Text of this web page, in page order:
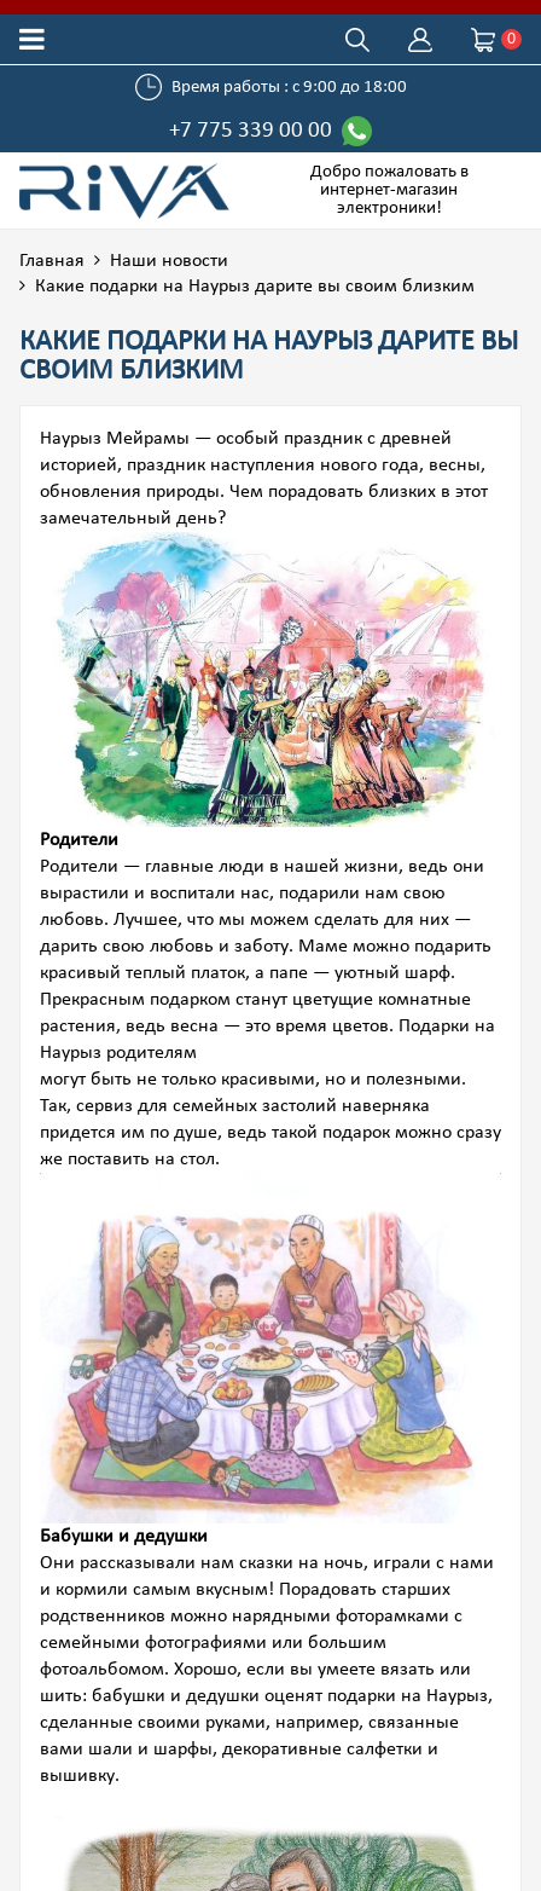
0
Время работы : с 9:00 до 18:00
+7 775 339 00 00
Добро пожаловать в
интернет-магазин
электроники!
Главная
Наши новости
Какие подарки на Наурыз дарите вы своим близким
КАКИЕ ПОДАРКИ НА НАУРЫЗ ДАРИТЕ ВЫ
СВОИМ БЛИЗКИМ
Наурыз Мейрамы — особый праздник с древней
историей, праздник наступления нового года, весны,
обновления природы. Чем порадовать близких в этот
замечательный день?
Родители
Родители — главные люди в нашей жизни, ведь они
вырастили и воспитали нас, подарили нам свою
любовь. Лучшее, что мы можем сделать для них —
дарить свою любовь и заботу. Маме можно подарить
красивый теплый платок, а папе — уютный шарф.
Прекрасным подарком станут цветущие комнатные
растения, ведь весна — это время цветов. Подарки на
Наурыз родителям
могут быть не только красивыми, но и полезными.
Так, сервиз для семейных застолий наверняка
придется им по душе, ведь такой подарок можно сразу
же поставить на стол.
Бабушки и дедушки
Они рассказывали нам сказки на ночь, играли с нами
и кормили самым вкусным! Порадовать старших
родственников можно нарядными фоторамками с
семейными фотографиями или большим
фотоальбомом. Хорошо, если вы умеете вязать или
шить: бабушки и дедушки оценят подарки на Наурыз,
сделанные своими руками, например, связанные
вами шали и шарфы, декоративные салфетки и
вышивку.